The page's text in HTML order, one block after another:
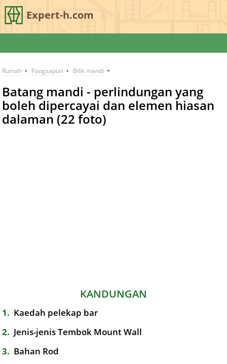
Expert-h.com
Rumah Pangsapuri Bilik mandi
Batang mandi - perlindungan yang
boleh dipercayai dan elemen hiasan
dalaman (22 foto)
KANDUNGAN
1
Kaedah pelekap bar
2
Jenis-jenis Tembok Mount Wall
3
Bahan Rod